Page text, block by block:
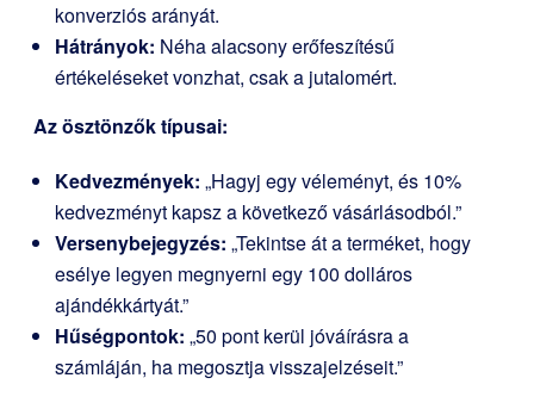
konverziós arányát.
Hátrányok: Néha alacsony erőfeszítésű
értékeléseket vonzhat, csak a jutalomért.
Az ösztönzők típusai:
Kedvezmények: „Hagyj egy véleményt, és 10%
kedvezményt kapsz a következő vásárlásodból.”
Versenybejegyzés: „Tekintse át a terméket, hogy
esélye legyen megnyerni egy 100 dolláros
ajándékkártyát.”
Hűségpontok: „50 pont kerül jóváírásra a
számláján, ha megosztja visszajelzéseit.”